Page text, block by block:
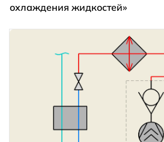
охлаждения жидкостей»